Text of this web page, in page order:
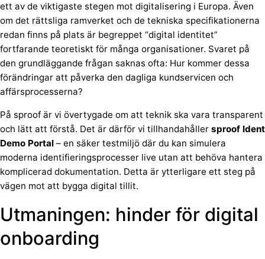
ett av de viktigaste stegen mot digitalisering i Europa. Även
om det rättsliga ramverket och de tekniska specifikationerna
redan finns på plats är begreppet “digital identitet”
fortfarande teoretiskt för många organisationer. Svaret på
den grundläggande frågan saknas ofta: Hur kommer dessa
förändringar att påverka den dagliga kundservicen och
affärsprocesserna?
På sproof är vi övertygade om att teknik ska vara transparent
och lätt att förstå. Det är därför vi tillhandahåller sproof Ident
Demo Portal – en säker testmiljö där du kan simulera
moderna identifieringsprocesser live utan att behöva hantera
komplicerad dokumentation. Detta är ytterligare ett steg på
vägen mot att bygga digital tillit.
Utmaningen: hinder för digital
onboarding